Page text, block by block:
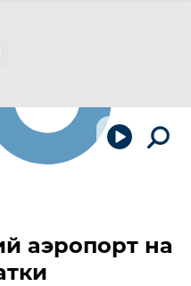
аэропорт на